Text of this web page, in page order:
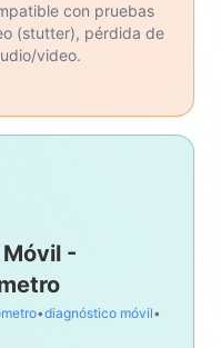
con pruebas
(stutter), pérdida de
video.
-
•diagnóstico móvil•